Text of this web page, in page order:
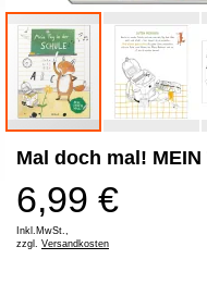
Anfang
Bildergalerie
springen
Mal doch mal! MEIN
6,99 €
Inkl.MwSt.,
zzgl. Versandkosten